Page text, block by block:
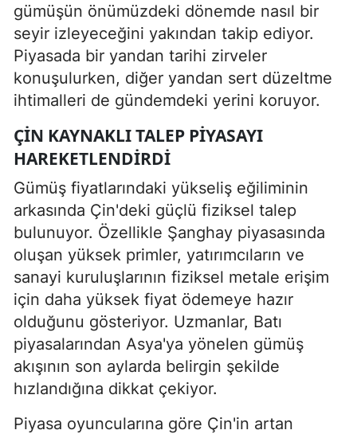
gümüşün önümüzdeki dönemde nasıl bir
seyir izleyeceğini yakından takip ediyor.
Piyasada bir yandan tarihi zirveler
konuşulurken, diğer yandan sert düzeltme
ihtimalleri de gündemdeki yerini koruyor.
ÇIN KAYNAKLI TALEP PIYASAYI
HAREKETLENDIRDI
Gümüş fiyatlarındaki yükseliş eğiliminin
arkasında Çin'deki güçlü fiziksel talep
bulunuyor. Özellikle Şanghay piyasasında
oluşan yüksek primler, yatırımcıların ve
sanayi kuruluşlarının fiziksel metale erişim
için daha yüksek fiyat ödemeye hazır
olduğunu gösteriyor. Uzmanlar, Batı
piyasalarından Asya'ya yönelen gümüş
akışının son aylarda belirgin şekilde
hızlandığına dikkat çekiyor.
Piyasa oyuncularına göre Çin'in artan